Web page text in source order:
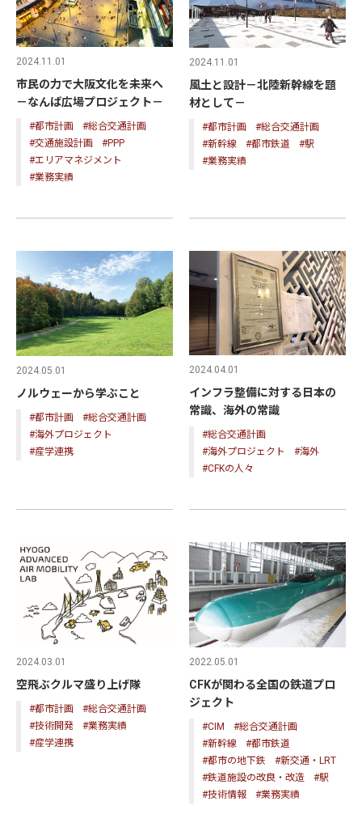
2024.11.01
市民の力で大阪文化を未来へ
－なんば広場プロジェクト－
#都市計画
#総合交通計画
#交通施設計画
#PPP
#エリアマネジメント
#業務実績
2024.11.01
風土と設計－北陸新幹線を題
材として－
#都市計画
#総合交通計画
#新幹線
#都市鉄道
#駅
#業務実績
2024.05.01
ノルウェーから学ぶこと
#都市計画
#総合交通計画
#海外プロジェクト
#産学連携
2024.04.01
インフラ整備に対する日本の
常識、海外の常識
#総合交通計画
#海外プロジェクト
#海外
#CFKの人々
2024.03.01
空飛ぶクルマ盛り上げ隊
#都市計画
#総合交通計画
#技術開発
#業務実績
#産学連携
2022.05.01
CFKが関わる全国の鉄道プロ
ジェクト
#CIM
#総合交通計画
#新幹線
#都市鉄道
#都市の地下鉄
#新交通・LRT
#鉄道施設の改良・改造
#駅
#技術情報
#業務実績